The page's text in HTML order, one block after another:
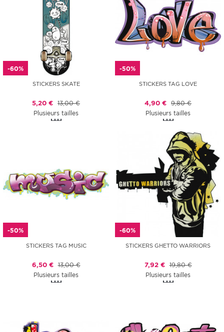
-60%
STICKERS SKATE
5,20 € 13,00 €
Plusieurs tailles
-50%
STICKERS TAG LOVE
4,90 € 9,80 €
Plusieurs tailles
-50%
STICKERS TAG MUSIC
6,50 € 13,00 €
Plusieurs tailles
-60%
STICKERS GHETTO WARRIORS
7,92 € 19,80 €
Plusieurs tailles